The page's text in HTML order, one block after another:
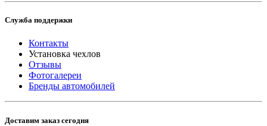
Служба поддержки
Контакты
Установка чехлов
Отзывы
Фотогалереи
Бренды автомобилей
Доставим заказ сегодня